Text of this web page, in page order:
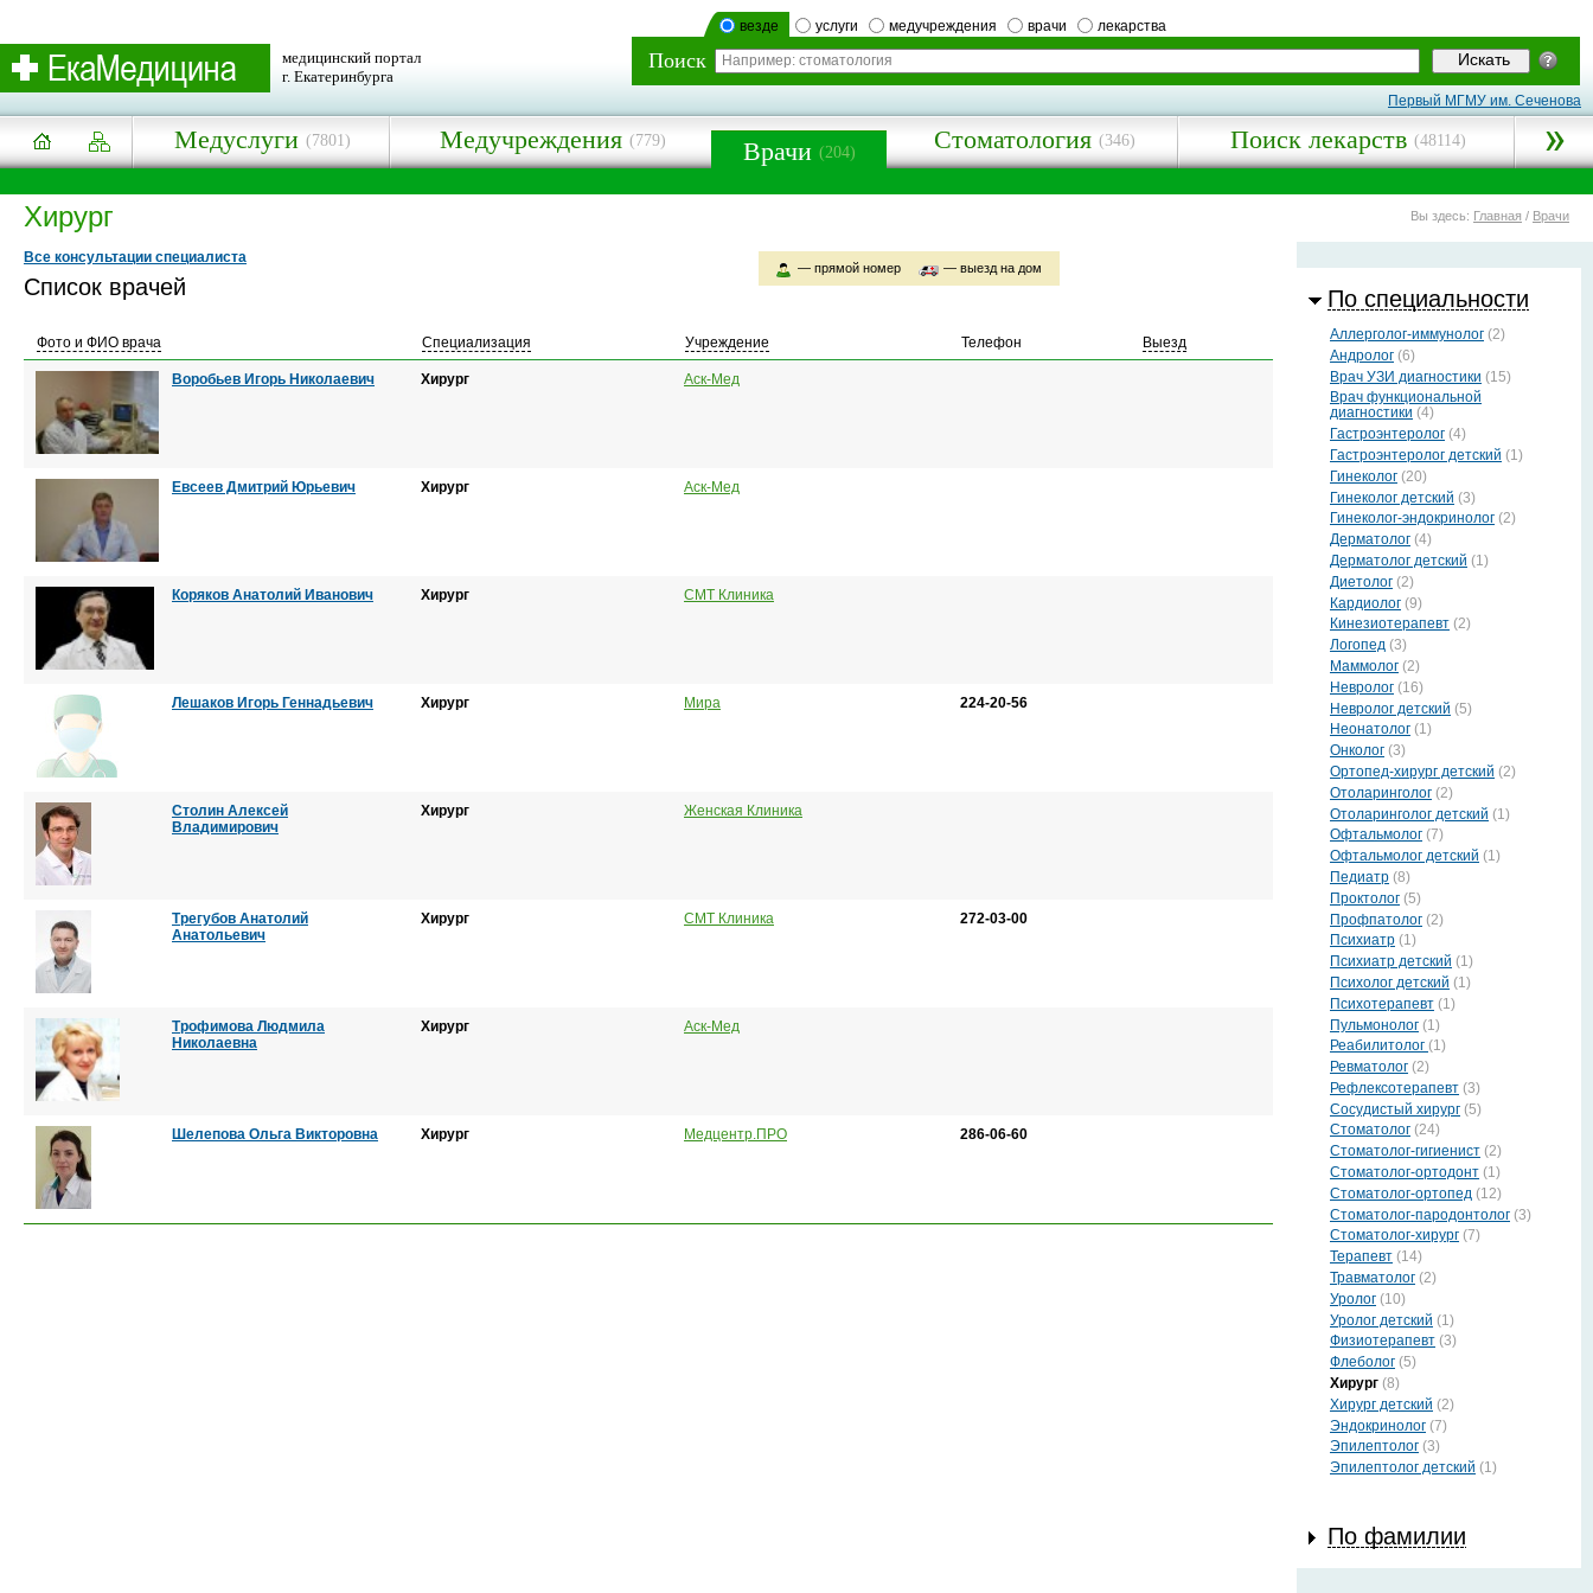
везде услуги медучреждения врачи лекарства
Поиск
медицинский портал
г. Екатеринбурга
Первый МГМУ им. Сеченова
Медуслуги (7801) Медучреждения (779) Врачи (204) Стоматология (346) Поиск лекарств (48114)
Хирург Вы здесь: Главная / Врачи
По специальности
Аллерголог-иммунолог (2)
Андролог (6)
Врач УЗИ диагностики (15)
Врач функциональной
диагностики (4)
Гастроэнтеролог (4)
Гастроэнтеролог детский (1)
Гинеколог (20)
Гинеколог детский (3)
Гинеколог-эндокринолог (2)
Дерматолог (4)
Дерматолог детский (1)
Диетолог (2)
Кардиолог (9)
Кинезиотерапевт (2)
Логопед (3)
Маммолог (2)
Невролог (16)
Невролог детский (5)
Неонатолог (1)
Онколог (3)
Ортопед-хирург детский (2)
Отоларинголог (2)
Отоларинголог детский (1)
Офтальмолог (7)
Офтальмолог детский (1)
Педиатр (8)
Проктолог (5)
Профпатолог (2)
Психиатр (1)
Психиатр детский (1)
Психолог детский (1)
Психотерапевт (1)
Пульмонолог (1)
Реабилитолог (1)
Ревматолог (2)
Рефлексотерапевт (3)
Сосудистый хирург (5)
Стоматолог (24)
Стоматолог-гигиенист (2)
Стоматолог-ортодонт (1)
Стоматолог-ортопед (12)
Стоматолог-пародонтолог (3)
Стоматолог-хирург (7)
Терапевт (14)
Травматолог (2)
Уролог (10)
Уролог детский (1)
Физиотерапевт (3)
Флеболог (5)
Хирург (8)
Хирург детский (2)
Эндокринолог (7)
Эпилептолог (3)
Эпилептолог детский (1)
По фамилии
— прямой номер — выезд на дом
Все консультации специалиста
Список врачей
Фото и ФИО врача Специализация Учреждение Телефон Выезд
Воробьев Игорь Николаевич Хирург Аск-Мед
Евсеев Дмитрий Юрьевич Хирург Аск-Мед
Коряков Анатолий Иванович Хирург СМТ Клиника
Лешаков Игорь Геннадьевич Хирург Мира 224-20-56
Столин Алексей
Владимирович
Хирург Женская Клиника
Трегубов Анатолий
Анатольевич
Хирург СМТ Клиника 272-03-00
Трофимова Людмила
Николаевна
Хирург Аск-Мед
Шелепова Ольга Викторовна Хирург Медцентр.ПРО 286-06-60